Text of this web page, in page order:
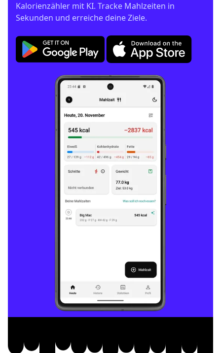
Kalorienzähler mit KI. Tracke Mahlzeiten in
Sekunden und erreiche deine Ziele.